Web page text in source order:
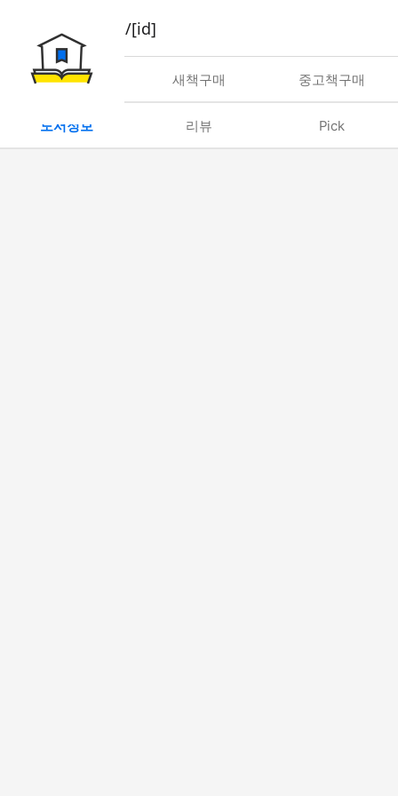
book/rent/[id]
대여 새책구매 중고책구매
도서정보 리뷰 Pick